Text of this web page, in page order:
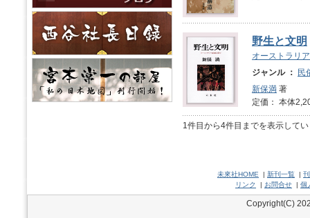
野生と文明
オーストラリ
ジャンル ：
民
新保満 著
定価： 本体
1件目から4件目までを表示して
未來社HOME | 新刊一覧 |
リンク
| お問合せ | 個
Copyright(C)